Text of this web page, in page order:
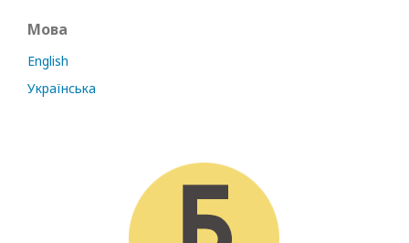
Мова
English
Українська